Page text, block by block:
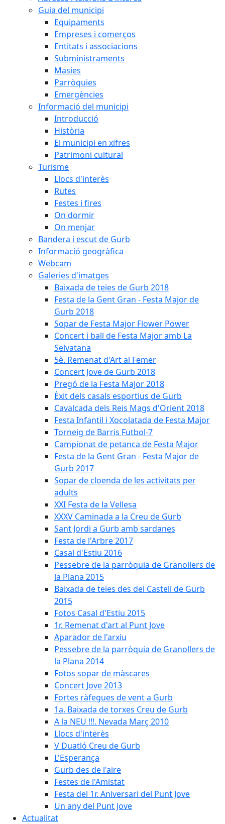
Guia del municipi
Equipaments
Empreses i comerços
Entitats i associacions
Subministraments
Masies
Parròquies
Emergències
Informació del municipi
Introducció
Història
El municipi en xifres
Patrimoni cultural
Turisme
Llocs d'interès
Rutes
Festes i fires
On dormir
On menjar
Bandera i escut de Gurb
Informació geogràfica
Webcam
Galeries d'imatges
Baixada de teies de Gurb 2018
Festa de la Gent Gran - Festa Major de
Gurb 2018
Sopar de Festa Major Flower Power
Concert i ball de Festa Major amb La
Selvatana
5è. Remenat d'Art al Femer
Concert Jove de Gurb 2018
Pregó de la Festa Major 2018
Èxit dels casals esportius de Gurb
Cavalcada dels Reis Mags d'Orient 2018
Festa Infantil i Xocolatada de Festa Major
Torneig de Barris Futbol-7
Campionat de petanca de Festa Major
Festa de la Gent Gran - Festa Major de
Gurb 2017
Sopar de cloenda de les activitats per
adults
XXI Festa de la Vellesa
XXXV Caminada a la Creu de Gurb
Sant Jordi a Gurb amb sardanes
Festa de l'Arbre 2017
Casal d'Estiu 2016
Pessebre de la parròquia de Granollers de
la Plana 2015
Baixada de teies des del Castell de Gurb
2015
Fotos Casal d'Estiu 2015
1r. Remenat d'art al Punt Jove
Aparador de l'arxiu
Pessebre de la parròquia de Granollers de
la Plana 2014
Fotos sopar de màscares
Concert Jove 2013
Fortes ràfegues de vent a Gurb
1a. Baixada de torxes Creu de Gurb
A la NEU !!!. Nevada Març 2010
Llocs d'interès
V Duatló Creu de Gurb
L'Esperança
Gurb des de l'aire
Festes de l'Amistat
Festa del 1r. Aniversari del Punt Jove
Un any del Punt Jove
Actualitat